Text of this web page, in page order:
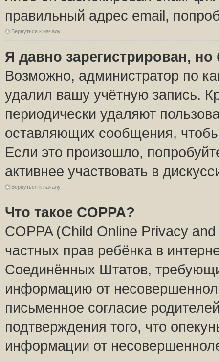
правильный адрес email,
Вернуться к началу
Я давно зарегистрирован,
Возможно, администратор по
удалил вашу учётную запись.
периодически удаляют
оставляющих сообщения,
Если это произошло,
активнее участвовать в
Вернуться к началу
Что такое COPPA?
COPPA (Child Online Privacy
частных прав ребёнка в
Соединённых Штатов,
информацию от
письменное согласие
подтверждения того, что
информации от